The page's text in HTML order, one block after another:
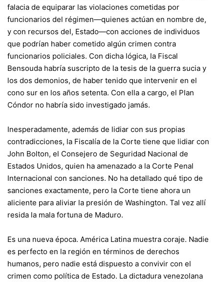
falacia de equiparar las violaciones cometidas por
funcionarios del régimen—quienes actúan en nombre de,
y con recursos del, Estado—con acciones de individuos
que podrían haber cometido algún crimen contra
funcionarios policiales. Con dicha lógica, la Fiscal
Bensouda habría suscripto de la tesis de la guerra sucia y
los dos demonios, de haber tenido que intervenir en el
cono sur en los años setenta. Con ella a cargo, el Plan
Cóndor no habría sido investigado jamás.
Inesperadamente, además de lidiar con sus propias
contradicciones, la Fiscalía de la Corte tiene que lidiar con
John Bolton, el Consejero de Seguridad Nacional de
Estados Unidos, quien ha amenazado a la Corte Penal
Internacional con sanciones. No ha detallado qué tipo de
sanciones exactamente, pero la Corte tiene ahora un
aliciente para aliviar la presión de Washington. Tal vez allí
resida la mala fortuna de Maduro.
Es una nueva época. América Latina muestra coraje. Nadie
es perfecto en la región en términos de derechos
humanos, pero nadie está dispuesto a convivir con el
crimen como política de Estado. La dictadura venezolana